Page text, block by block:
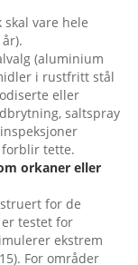
vare hele
(aluminium
i rustfritt stål
eller
saltspray
tette.
orkaner eller
for de
testet for
ekstrem
For områder